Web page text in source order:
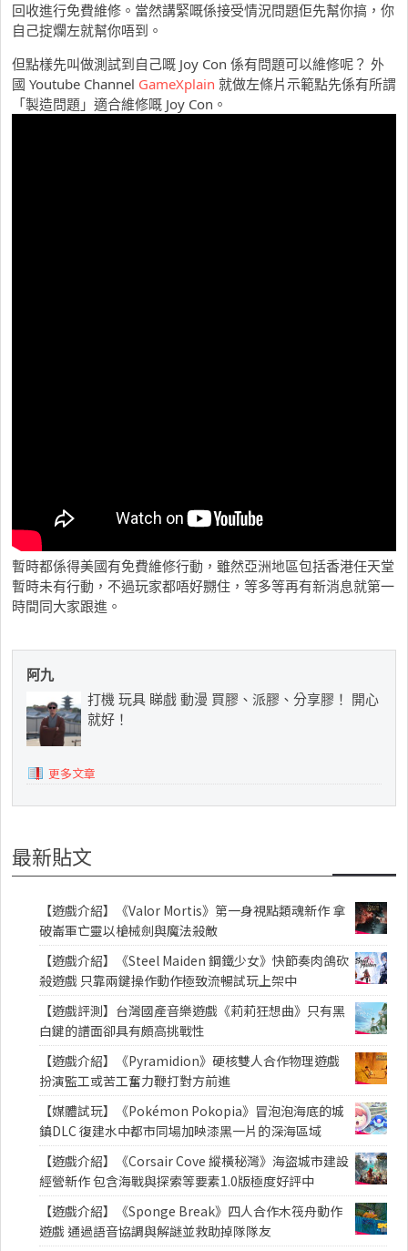
回收進行免費維修。當然講緊嘅係接受情況問題佢先幫你搞，你
自己掟爛左就幫你唔到。
但點樣先叫做測試到自己嘅 Joy Con 係有問題可以維修呢？ 外
國 Youtube Channel GameXplain 就做左條片示範點先係有所謂
「製造問題」適合維修嘅 Joy Con。
暫時都係得美國有免費維修行動，雖然亞洲地區包括香港任天堂
暫時未有行動，不過玩家都唔好嬲住，等多等再有新消息就第一
時間同大家跟進。
阿九
打機 玩具 睇戲 動漫 買膠、派膠、分享膠！ 開心
就好！
更多文章
最新貼文
【遊戲介紹】《Valor Mortis》第一身視點類魂新作 拿
破崙軍亡靈以槍械劍與魔法殺敵
【遊戲介紹】《Steel Maiden 鋼鐵少女》快節奏肉鴿砍
殺遊戲 只靠兩鍵操作動作極致流暢試玩上架中
【遊戲評測】台灣國產音樂遊戲《莉莉狂想曲》只有黑
白鍵的譜面卻具有頗高挑戰性
【遊戲介紹】《Pyramidion》硬核雙人合作物理遊戲
扮演監工或苦工奮力鞭打對方前進
【媒體試玩】《Pokémon Pokopia》冒泡泡海底的城
鎮DLC 復建水中都市同場加映漆黑一片的深海區域
【遊戲介紹】《Corsair Cove 縱橫秘灣》海盜城市建設
經營新作 包含海戰與探索等要素1.0版極度好評中
【遊戲介紹】《Sponge Break》四人合作木筏舟動作
遊戲 通過語音協調與解謎並救助掉隊隊友